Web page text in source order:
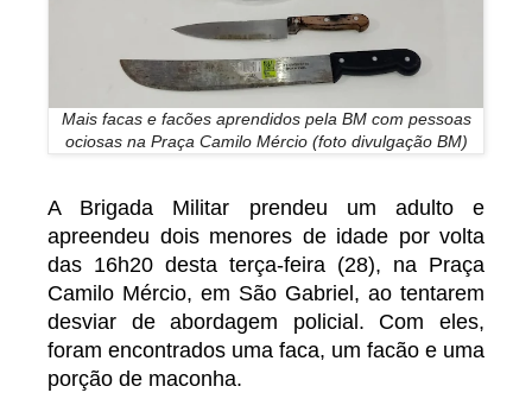
Mais facas e facões aprendidos pela BM com pessoas
ociosas na Praça Camilo Mércio (foto divulgação BM)
A Brigada Militar prendeu um adulto e
apreendeu dois menores de idade por volta
das 16h20 desta terça-feira (28), na Praça
Camilo Mércio, em São Gabriel, ao tentarem
desviar de abordagem policial. Com eles,
foram encontrados uma faca, um facão e uma
porção de maconha.